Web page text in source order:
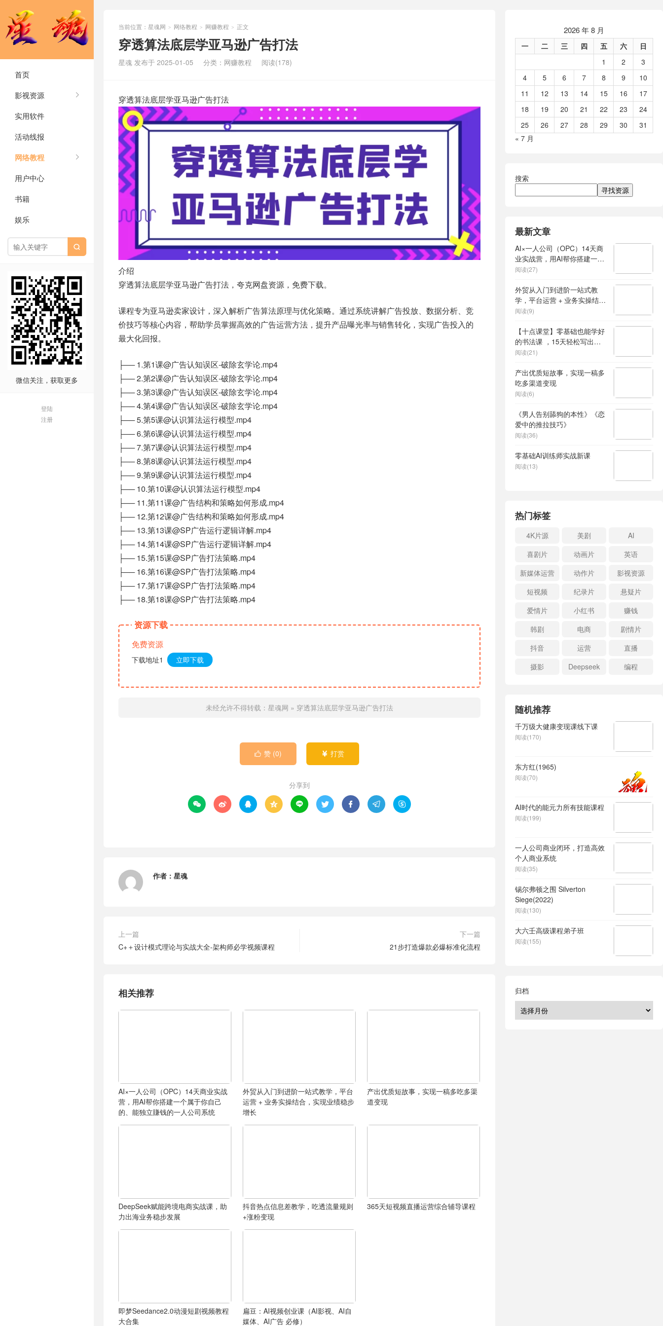
首页
影视资源
实用软件
活动线报
网络教程
用户中心
书籍
娱乐

微信关注，获取更多
登陆
注册
当前位置： 星魂网 > 网络教程 > 网赚教程 > 正文
穿透算法底层学亚马逊广告打法
星魂 发布于 2025-01-05 分类： 网赚教程 阅读(178)
穿透算法底层学亚马逊广告打法
介绍
穿透算法底层学亚马逊广告打法，夸克网盘资源，免费下载。
课程专为亚马逊卖家设计，深入解析广告算法原理与优化策略。通过系统讲解广告投放、数据分析、竞
价技巧等核心内容，帮助学员掌握高效的广告运营方法，提升产品曝光率与销售转化，实现广告投入的
最大化回报。
├── 1.第1课@广告认知误区-破除玄学论.mp4
├── 2.第2课@广告认知误区-破除玄学论.mp4
├── 3.第3课@广告认知误区-破除玄学论.mp4
├── 4.第4课@广告认知误区-破除玄学论.mp4
├── 5.第5课@认识算法运行模型.mp4
├── 6.第6课@认识算法运行模型.mp4
├── 7.第7课@认识算法运行模型.mp4
├── 8.第8课@认识算法运行模型.mp4
├── 9.第9课@认识算法运行模型.mp4
├── 10.第10课@认识算法运行模型.mp4
├── 11.第11课@广告结构和策略如何形成.mp4
├── 12.第12课@广告结构和策略如何形成.mp4
├── 13.第13课@SP广告运行逻辑详解.mp4
├── 14.第14课@SP广告运行逻辑详解.mp4
├── 15.第15课@SP广告打法策略.mp4
├── 16.第16课@SP广告打法策略.mp4
├── 17.第17课@SP广告打法策略.mp4
├── 18.第18课@SP广告打法策略.mp4
资源下载
免费资源
下载地址1 立即下载
未经允许不得转载： 星魂网 » 穿透算法底层学亚马逊广告打法
 赞 (0)  打赏
分享到
        
作者： 星魂
上一篇
C+＋设计模式理论与实战大全-架构师必学视频课程
下一篇
21步打造爆款必爆标准化流程
相关推荐
AI×一人公司（OPC）14天商业实战
营，用AI帮你搭建一个属于你自己
的、能独立賺钱的一人公司系统
外贸从入门到进阶一站式教学，平台
运营 + 业务实操结合，实现业绩稳步
增长
产出优质短故事，实现一稿多吃多渠
道变现
DeepSeek赋能跨境电商实战课，助
力出海业务稳步发展
抖音热点信息差教学，吃透流量规则
+涨粉变现
365天短视频直播运营综合辅导课程
即梦Seedance2.0动漫短剧视频教程
大合集
扁豆：AI视频创业课（AI影视、AI自
媒体、AI广告 必修）
2026 年 8 月
一 二 三 四 五 六
日
1
2
3
4
5 6 7 8 9
10
11
12 13 14 15 16
17
18
19 20 21 22 23
24
25
26 27 28 29 30
31
« 7 月
搜索
寻找资源
最新文章
AI×一人公司（OPC）14天商
业实战营，用AI帮你搭建一个
属于你自己的、能独立賺钱的
阅读(27)
外贸从入门到进阶一站式教
学，平台运营 + 业务实操结
合，实现业绩稳步增长
阅读(9)
【十点课堂】零基础也能学好
的书法课 ，15天轻松写出漂
亮人生
阅读(21)
产出优质短故事，实现一稿多
吃多渠道变现
阅读(6)
《男人告别舔狗的本性》《恋
爱中的推拉技巧》
阅读(36)
零基础AI训练师实战新课
阅读(13)
热门标签
4K片源 美剧
AI
喜剧片
动画片
英语
新媒体运营
动作片
影视资源
短视频
纪录片
悬疑片
爱情片
小红书
赚钱
韩剧
电商
剧情片
抖音
运营
直播
摄影
Deepseek 编程
随机推荐
千万级大健康变现课线下课
阅读(170)
东方红(1965)
阅读(70)
AI时代的能元力所有技能课程
阅读(199)
一人公司商业闭环，打造高效
个人商业系统
阅读(35)
锡尔弗顿之围 Silverton
Siege(2022)
阅读(130)
大六壬高级课程弟子班
阅读(155)
归档